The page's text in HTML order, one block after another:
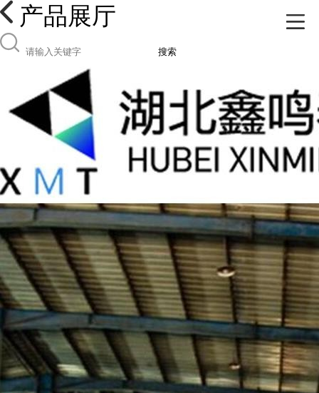
产品展厅
搜索